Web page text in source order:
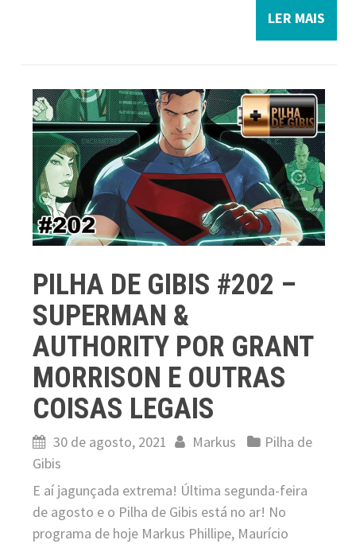
LER MAIS
PILHA DE GIBIS #202 –
SUPERMAN &
AUTHORITY POR GRANT
MORRISON E OUTRAS
COISAS LEGAIS
30 de agosto, 2021 Markus
Pilha de
Gibis
E aí jagunçada extrema! Última segunda-feira
de agosto e o Pilha de Gibis está no ar! No
programa de hoje Markus Phillipe, Maurício